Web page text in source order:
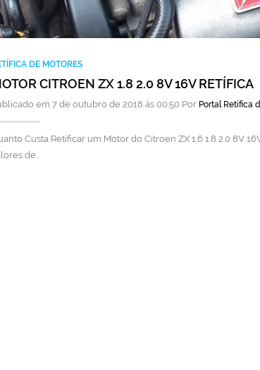
DE MOTORES
CITROEN ZX 1.8 2.0 8V 16V RETÍFICA
em 7 de outubro de 2018 às 00:50 Por Portal Retífica
Custa Retificar um Motor do Citroen ZX 1.6 1.8 2.0 8V
de…